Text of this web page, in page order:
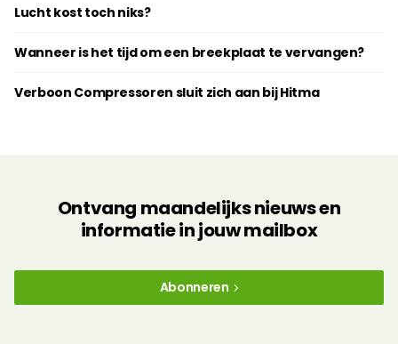
Lucht kost toch niks?
Wanneer is het tijd om een breekplaat te vervangen?
Verboon Compressoren sluit zich aan bij Hitma
Ontvang maandelijks nieuws en
informatie in jouw mailbox
Abonneren